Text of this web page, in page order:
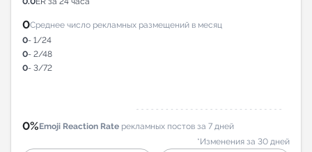
0Среднее число рекламных размещений в месяц
0- 1/24
0- 2/48
0- 3/72
0%Emoji Reaction Rate рекламных постов за 7 дней
*Изменения за 30 дней